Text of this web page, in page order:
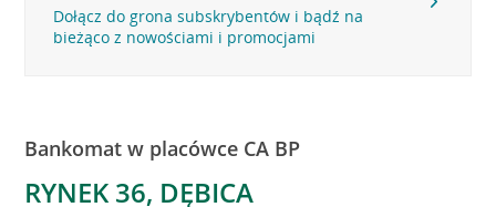
Dołącz do grona subskrybentów i bądź na
bieżąco z nowościami i promocjami
Bankomat w placówce CA BP
RYNEK 36, DĘBICA